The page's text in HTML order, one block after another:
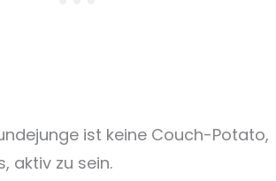
ist keine Couch-Potato,
aktiv zu sein.